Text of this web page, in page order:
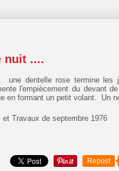
nuit ....
une dentelle rose termine
l'empiècement du devant
en formant un petit volant. Un
et Travaux de septembre 1976
Repost